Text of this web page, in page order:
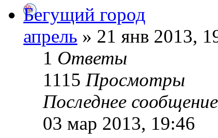
Бегущий город
апрель » 21 янв 2013,
1 Ответы
1115 Просмотры
Последнее
03 мар 2013, 19:46